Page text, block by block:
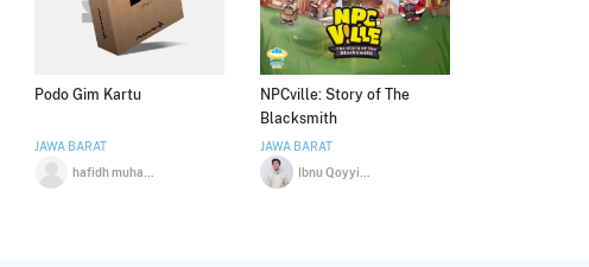
Podo Gim Kartu
JAWA BARAT
NPCville: Story of The
Blacksmith
JAWA BARAT